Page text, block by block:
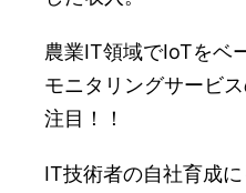
農業IT領域でIoTをベ
モニタリングサービス
注目！！
IT技術者の自社育成